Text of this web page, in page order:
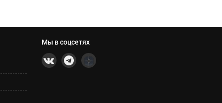
Мы в соцсетях